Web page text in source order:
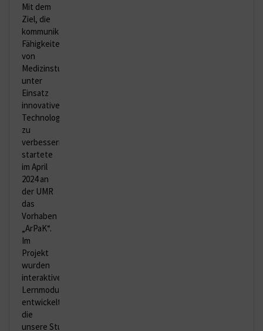
Mit dem
Ziel, die
kommunikativen
Fähigkeiten
von
Medizinstudierenden
unter
Einsatz
innovativer
Technologien
zu
verbessern,
startete
im April
2024 an
der UMR
das
Vorhaben
„ArPaK“.
Im
Projekt
wurden
interaktive
Lernmodule
entwickelt,
die
unsere Studierenden